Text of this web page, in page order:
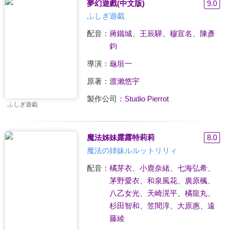
ふしぎ遊戱
夢幻遊戲(中文版)
9.0
ふしぎ遊戱
配音： 蔣鐵城、 王辰驊、 穆宣名
陳彥
鈞
導演： 龜垣一
原著： 渡瀨悠宇
製作公司： Studio Pierrot
魔法姊妹露露特莉莉
8.0
魔法の姉妹ルルットリリィ
配音： 橘芽衣 小鹿奈緒、 七海弘希、
茅野愛衣
和泉風花、 廣原楓、
八乙女光、 天崎滉平、 橘龍丸、
杉田智和
笠間淳、 大原惠、 遠
藤綾